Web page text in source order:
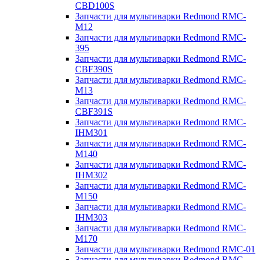
CBD100S
Запчасти для мультиварки Redmond RMC-
M12
Запчасти для мультиварки Redmond RMC-
395
Запчасти для мультиварки Redmond RMC-
CBF390S
Запчасти для мультиварки Redmond RMC-
M13
Запчасти для мультиварки Redmond RMC-
CBF391S
Запчасти для мультиварки Redmond RMC-
IHM301
Запчасти для мультиварки Redmond RMC-
M140
Запчасти для мультиварки Redmond RMC-
IHM302
Запчасти для мультиварки Redmond RMC-
M150
Запчасти для мультиварки Redmond RMC-
IHM303
Запчасти для мультиварки Redmond RMC-
M170
Запчасти для мультиварки Redmond RMC-01